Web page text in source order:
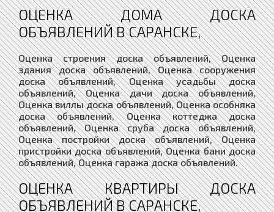
ОЦЕНКА ДОМА ДОСКА
ОБЪЯВЛЕНИЙ В САРАНСКЕ,
Оценка строения доска объявлений, Оценка
здания доска объявлений, Оценка сооружения
доска объявлений, Оценка усадьбы доска
объявлений, Оценка дачи доска объявлений,
Оценка виллы доска объявлений, Оценка особняка
доска объявлений, Оценка коттеджа доска
объявлений, Оценка сруба доска объявлений,
Оценка постройки доска объявлений, Оценка
пристройки доска объявлений, Оценка бани доска
объявлений, Оценка гаража доска объявлений.
ОЦЕНКА КВАРТИРЫ ДОСКА
ОБЪЯВЛЕНИЙ В САРАНСКЕ,